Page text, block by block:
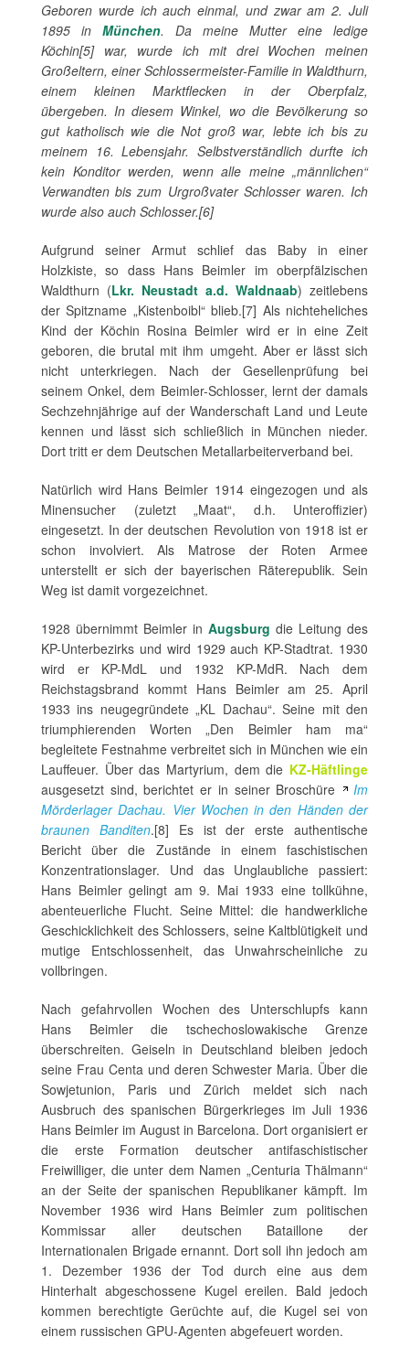
Geboren wurde ich auch einmal, und zwar am 2. Juli
1895 in München. Da meine Mutter eine ledige
Köchin[5] war, wurde ich mit drei Wochen meinen
Großeltern, einer Schlossermeister-Familie in Waldthurn,
einem kleinen Marktflecken in der Oberpfalz,
übergeben. In diesem Winkel, wo die Bevölkerung so
gut katholisch wie die Not groß war, lebte ich bis zu
meinem 16. Lebensjahr. Selbstverständlich durfte ich
kein Konditor werden, wenn alle meine „männlichen“
Verwandten bis zum Urgroßvater Schlosser waren. Ich
wurde also auch Schlosser.[6]
Aufgrund seiner Armut schlief das Baby in einer
Holzkiste, so dass Hans Beimler im oberpfälzischen
Waldthurn (Lkr. Neustadt a.d. Waldnaab) zeitlebens
der Spitzname „Kistenboibl“ blieb.[7] Als nichteheliches
Kind der Köchin Rosina Beimler wird er in eine Zeit
geboren, die brutal mit ihm umgeht. Aber er lässt sich
nicht unterkriegen. Nach der Gesellenprüfung bei
seinem Onkel, dem Beimler-Schlosser, lernt der damals
Sechzehnjährige auf der Wanderschaft Land und Leute
kennen und lässt sich schließlich in München nieder.
Dort tritt er dem Deutschen Metallarbeiterverband bei.
Natürlich wird Hans Beimler 1914 eingezogen und als
Minensucher (zuletzt „Maat“, d.h. Unteroffizier)
eingesetzt. In der deutschen Revolution von 1918 ist er
schon involviert. Als Matrose der Roten Armee
unterstellt er sich der bayerischen Räterepublik. Sein
Weg ist damit vorgezeichnet.
1928 übernimmt Beimler in Augsburg die Leitung des
KP-Unterbezirks und wird 1929 auch KP-Stadtrat. 1930
wird er KP-MdL und 1932 KP-MdR. Nach dem
Reichstagsbrand kommt Hans Beimler am 25. April
1933 ins neugegründete „KL Dachau“. Seine mit den
triumphierenden Worten „Den Beimler ham ma“
begleitete Festnahme verbreitet sich in München wie ein
Lauffeuer. Über das Martyrium, dem die KZ-Häftlinge
ausgesetzt sind, berichtet er in seiner Broschüre
Im
Mörderlager Dachau. Vier Wochen in den Händen der
braunen Banditen.[8] Es ist der erste authentische
Bericht über die Zustände in einem faschistischen
Konzentrationslager. Und das Unglaubliche passiert:
Hans Beimler gelingt am 9. Mai 1933 eine tollkühne,
abenteuerliche Flucht. Seine Mittel: die handwerkliche
Geschicklichkeit des Schlossers, seine Kaltblütigkeit und
mutige Entschlossenheit, das Unwahrscheinliche zu
vollbringen.
Nach gefahrvollen Wochen des Unterschlupfs kann
Hans Beimler die tschechoslowakische Grenze
überschreiten. Geiseln in Deutschland bleiben jedoch
seine Frau Centa und deren Schwester Maria. Über die
Sowjetunion, Paris und Zürich meldet sich nach
Ausbruch des spanischen Bürgerkrieges im Juli 1936
Hans Beimler im August in Barcelona. Dort organisiert er
die erste Formation deutscher antifaschistischer
Freiwilliger, die unter dem Namen „Centuria Thälmann“
an der Seite der spanischen Republikaner kämpft. Im
November 1936 wird Hans Beimler zum politischen
Kommissar aller deutschen Bataillone der
Internationalen Brigade ernannt. Dort soll ihn jedoch am
1. Dezember 1936 der Tod durch eine aus dem
Hinterhalt abgeschossene Kugel ereilen. Bald jedoch
kommen berechtigte Gerüchte auf, die Kugel sei von
einem russischen GPU-Agenten abgefeuert worden.